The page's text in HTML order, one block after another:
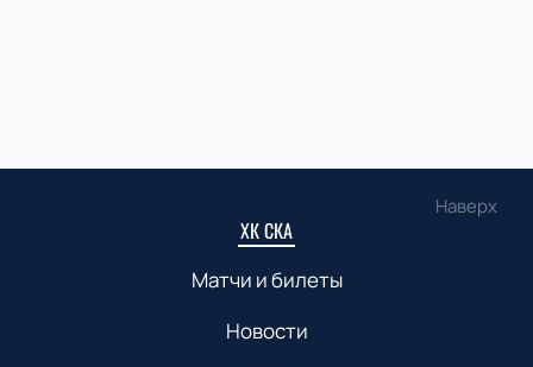
Наверх
ХК СКА
Матчи и билеты
Новости